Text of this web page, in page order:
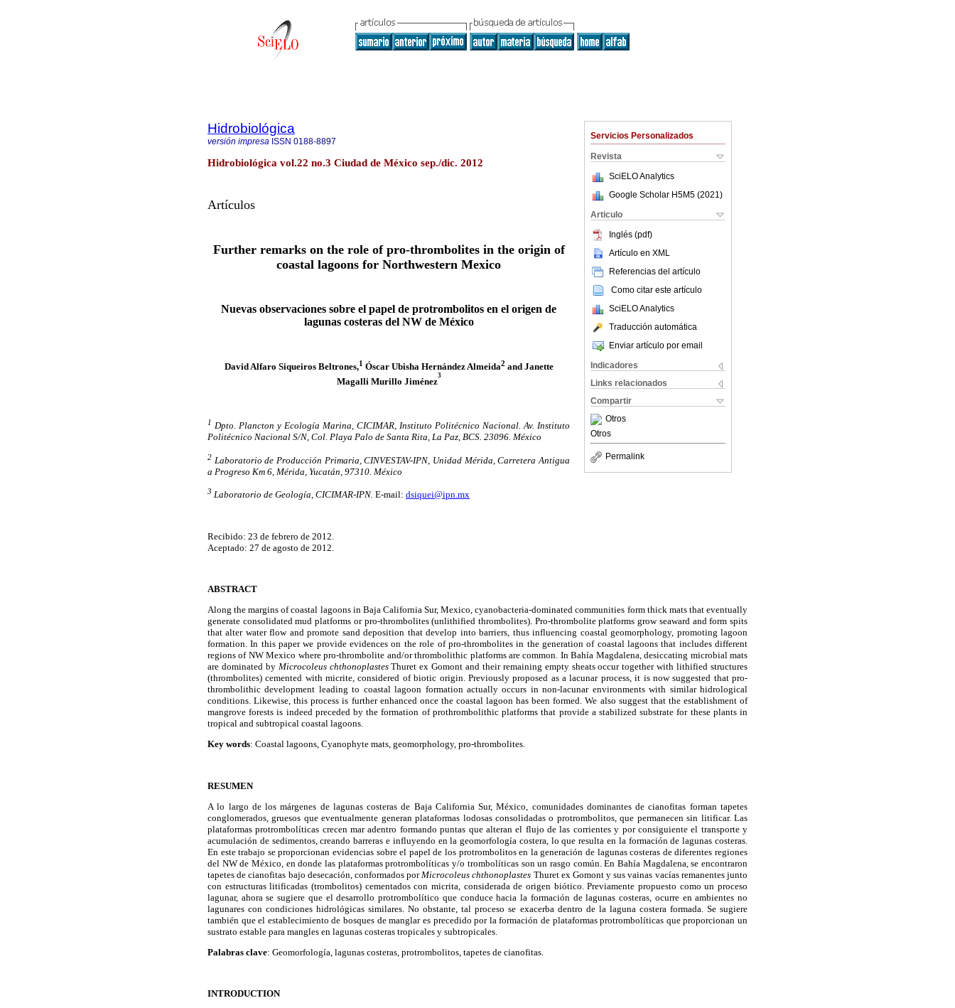
Servicios Personalizados
Revista
SciELO Analytics
Google Scholar H5M5 (2021 )
Articulo
Inglés (pdf)
Artículo en XML
Referencias del artículo
Como citar este artículo
SciELO Analytics
Traducción automática
Enviar artículo por email
Indicadores
Links relacionados
Compartir
Otros
Otros
Permalink
Hidrobiológica
versión impresa ISSN 0188-8897
Hidrobiológica vol.22 no.3 Ciudad de México sep./dic. 2012
Artículos
Further remarks on the role of pro-thrombolites in the origin of
coastal lagoons for Northwestern Mexico
Nuevas observaciones sobre el papel de protrombolitos en el origen de
lagunas costeras del NW de México
David Alfaro Siqueiros Beltrones,1 Óscar Ubisha Hernández Almeida2 and Janette
Magalli Murillo Jiménez
3
1 Dpto. Plancton y Ecología Marina, CICIMAR, Instituto Politécnico Nacional. Av. Instituto
Politécnico Nacional S/N, Col. Playa Palo de Santa Rita, La Paz, BCS. 23096. México
2 Laboratorio de Producción Primaria, CINVESTAV-IPN, Unidad Mérida, Carretera Antigua
a Progreso Km 6, Mérida, Yucatán, 97310. México
3 Laboratorio de Geología, CICIMAR-IPN. E-mail: dsiquei@ipn.mx
Recibido: 23 de febrero de 2012.
Aceptado: 27 de agosto de 2012.
ABSTRACT
Along the margins of coastal lagoons in Baja California Sur, Mexico, cyanobacteria-dominated communities form thick mats that eventually
generate consolidated mud platforms or pro-thrombolites (unlithified thrombolites). Pro-thrombolite platforms grow seaward and form spits
that alter water flow and promote sand deposition that develop into barriers, thus influencing coastal geomorphology, promoting lagoon
formation. In this paper we provide evidences on the role of pro-thrombolites in the generation of coastal lagoons that includes different
regions of NW Mexico where pro-thrombolite and/or thrombolithic platforms are common. In Bahía Magdalena, desiccating microbial mats
are dominated by Microcoleus chthonoplastesThuret ex Gomont and their remaining empty sheats occur together with lithified structures
(thrombolites) cemented with micrite, considered of biotic origin. Previously proposed as a lacunar process, it is now suggested that pro-
thrombolithic development leading to coastal lagoon formation actually occurs in non-lacunar environments with similar hidrological
conditions. Likewise, this process is further enhanced once the coastal lagoon has been formed. We also suggest that the establishment of
mangrove forests is indeed preceded by the formation of prothrombolithic platforms that provide a stabilized substrate for these plants in
tropical and subtropical coastal lagoons.
Key words: Coastal lagoons, Cyanophyte mats, geomorphology, pro-thrombolites.
RESUMEN
A lo largo de los márgenes de lagunas costeras de Baja California Sur, México, comunidades dominantes de cianofitas forman tapetes
conglomerados, gruesos que eventualmente generan plataformas lodosas consolidadas o protrombolitos, que permanecen sin litificar. Las
plataformas protrombolíticas crecen mar adentro formando puntas que alteran el flujo de las corrientes y por consiguiente el transporte y
acumulación de sedimentos, creando barreras e influyendo en la geomorfología costera, lo que resulta en la formación de lagunas costeras.
En este trabajo se proporcionan evidencias sobre el papel de los protrombolitos en la generación de lagunas costeras de diferentes regiones
del NW de México, en donde las plataformas protrombolíticas y/o trombolíticas son un rasgo común. En Bahía Magdalena, se encontraron
tapetes de cianofitas bajo desecación, conformados por Microcoleus chthonoplastes Thuret ex Gomont y sus vainas vacías remanentes junto
con estructuras litificadas (trombolitos) cementados con micrita, considerada de origen biótico. Previamente propuesto como un proceso
lagunar, ahora se sugiere que el desarrollo protrombolítico que conduce hacia la formación de lagunas costeras, ocurre en ambientes no
lagunares con condiciones hidrológicas similares. No obstante, tal proceso se exacerba dentro de la laguna costera formada. Se sugiere
también que el establecimiento de bosques de manglar es precedido por la formación de plataformas protrombolíticas que proporcionan un
sustrato estable para mangles en lagunas costeras tropicales y subtropicales.
Palabras clave: Geomorfología, lagunas costeras, protrombolitos, tapetes de cianofitas.
INTRODUCTION